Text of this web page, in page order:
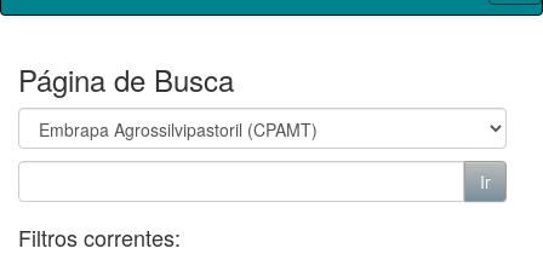
Página de Busca
Filtros correntes: